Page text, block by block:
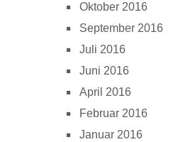
Oktober 2016
September 2016
Juli 2016
Juni 2016
April 2016
Februar 2016
Januar 2016